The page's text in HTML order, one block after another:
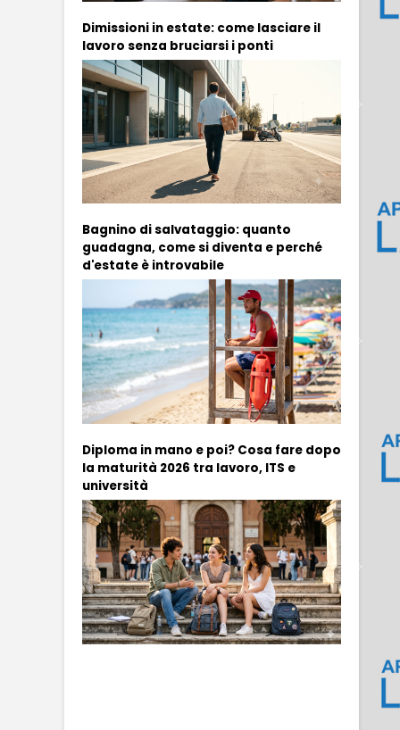
Dimissioni in estate: come lasciare il
lavoro senza bruciarsi i ponti
Bagnino di salvataggio: quanto
guadagna, come si diventa e perché
d'estate è introvabile
Diploma in mano e poi? Cosa fare dopo
la maturità 2026 tra lavoro, ITS e
università